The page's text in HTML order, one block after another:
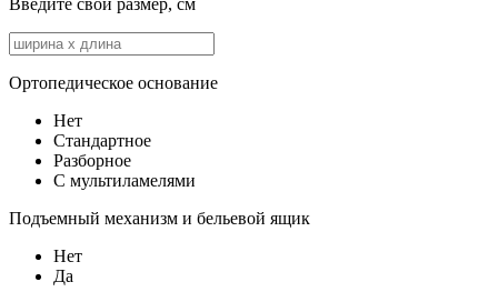
Ортопедическое основание
Нет
Стандартное
Разборное
С мультиламелями
Подъемный механизм и бельевой ящик
Нет
Да